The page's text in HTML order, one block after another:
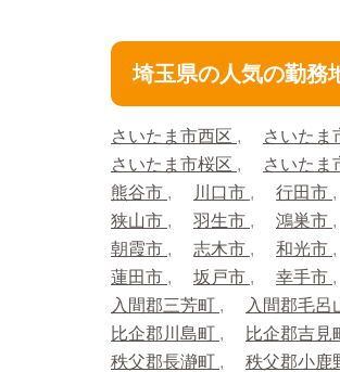
埼玉県の人気の勤務
さいたま市西区 さいたま
さいたま市桜区
さいたま
熊谷市
川口市 行田市
狭山市
羽生市 鴻巣市
朝霞市
志木市 和光市
蓮田市
坂戸市 幸手市
入間郡三芳町
入間郡毛呂
比企郡川島町
比企郡吉見
秩父郡長瀞町
秩父郡小鹿